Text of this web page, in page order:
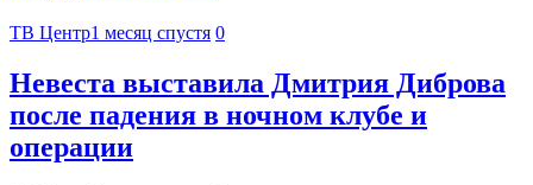
ТВ Центр1 месяц спустя 0
Невеста выставила Дмитрия Диброва
после падения в ночном клубе и
операции